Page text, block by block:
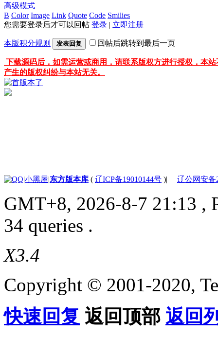
高级模式
B Color Image Link Quote Code Smilies
您需要登录后才可以回帖 登录 | 立即注册
本版积分规则 发表回复 回帖后跳转到最后一页
下载源码后，如需运营或商用，请联系版权方进行授权，本
产生的版权纠纷与本站无关。
|小黑屋|东方版本库 ( 辽ICP备19010144号 )| 辽公网安备
GMT+8, 2026-8-7 21:13 ,
34 queries .
X3.4
Copyright © 2001-2020,
快速回复 返回顶部 返回